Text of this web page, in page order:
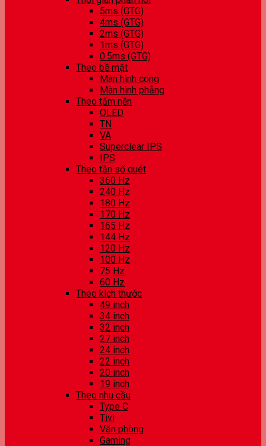
5ms (GTG)
4ms (GTG)
2ms (GTG)
1ms (GTG)
0.5ms (GTG)
Theo bề mặt
Màn hình cong
Màn hình phẳng
Theo tấm nền
OLED
TN
VA
Superclear IPS
IPS
Theo tần số quét
360 Hz
240 Hz
180 Hz
170 Hz
165 Hz
144 Hz
120 Hz
100 Hz
75 Hz
60 Hz
Theo kích thước
49 inch
34 inch
32 inch
27 inch
24 inch
22 inch
20 inch
19 inch
Theo nhu cầu
Type C
Tivi
Văn phòng
Gaming